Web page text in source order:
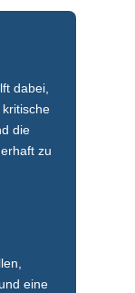
dabei,
die
zu
eine